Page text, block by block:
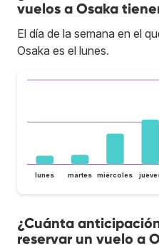
vuelos a Osaka
El día de la semana en el
Osaka es el lunes.
lunes martes miércoles
¿Cuánta
reservar un vuelo a